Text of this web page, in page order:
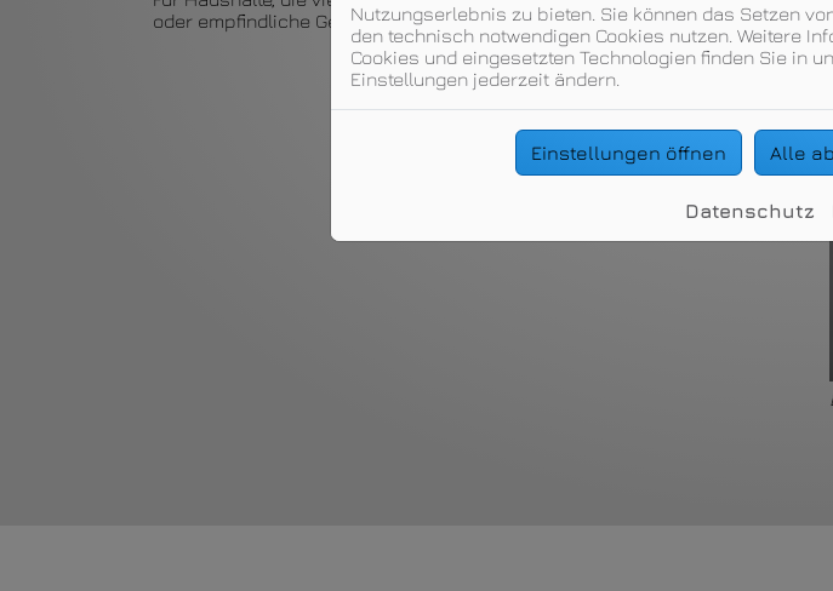
oder empfindliche Geräte (z. B. Kaffeemaschine) schützen wollen.
Nutzungserlebnis zu bieten. Sie können das Setzen
den technisch notwendigen Cookies nutzen. Weitere
Cookies und eingesetzten Technologien finden Sie in
Einstellungen jederzeit ändern.
Einstellungen öffnen Alle
Datenschutz